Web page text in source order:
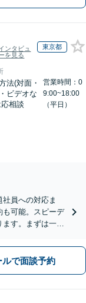
ンタビュ
を見る
東京都
法(対面・
ビデオな
応相談
営業時間：0
9:00~18:00
（平日）
社員への対応ま
も可能。スピーデ
ます。まずは一度
ルで面談予約